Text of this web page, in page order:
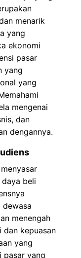
menarik
yang
ekonomi
pasar
yang
yang
mengenai
dan
dengannya.
beli
dewasa
menengah
dan kepuasan
yang
pasar yang